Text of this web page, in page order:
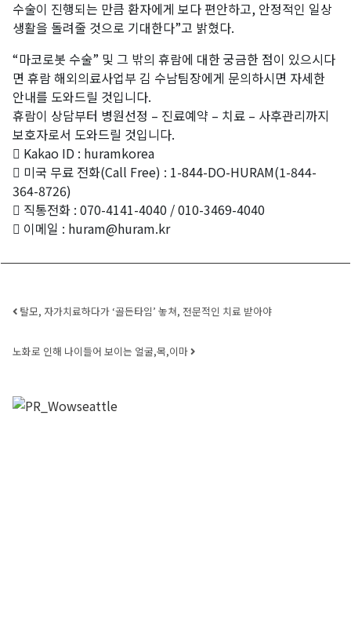
수술이 진행되는 만큼 환자에게 보다 편안하고, 안정적인 일상
생활을 돌려줄 것으로 기대한다”고 밝혔다.
“마코로봇 수술” 및 그 밖의 휴람에 대한 궁금한 점이 있으시다
면 휴람 해외의료사업부 김 수남팀장에게 문의하시면 자세한
안내를 도와드릴 것입니다.
휴람이 상담부터 병원선정 – 진료예약 – 치료 – 사후관리까지
보호자로서 도와드릴 것입니다.
 Kakao ID : huramkorea
 미국 무료 전화(Call Free) : 1-844-DO-HURAM(1-844-
364-8726)
 직통전화 : 070-4141-4040 / 010-3469-4040
 이메일 : huram@huram.kr
Post navigation
탈모, 자가치료하다가 ‘골든타임’ 놓쳐, 전문적인 치료 받아야
노화로 인해 나이들어 보이는 얼굴,목,이마